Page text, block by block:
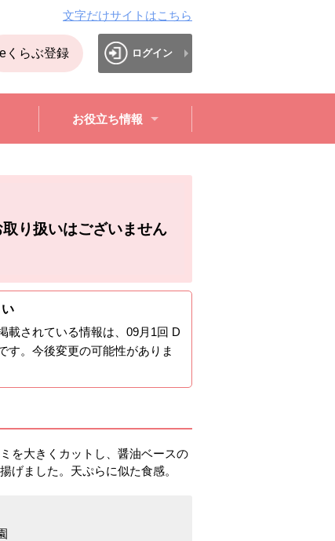
文字だけサイトはこちら
eくらぶ登録 ログイン
お役立ち情報
り扱いはございません
載されている情報は、 09月1回 D
す。今後変更の可能性がありま
を大きくカットし、醤油ベースの
げました。天ぷらに似た食感。